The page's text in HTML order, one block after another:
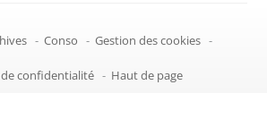
- Conso - Gestion des cookies -
confidentialité - Haut de page